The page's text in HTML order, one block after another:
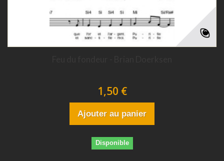
1,50 €
Ajouter au panier
Disponible